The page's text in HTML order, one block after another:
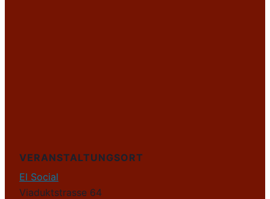
VERANSTALTUNGSORT
El Social
Viaduktstrasse 64